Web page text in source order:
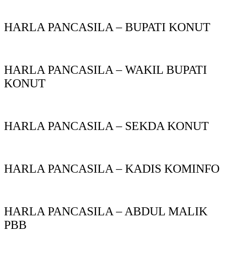
HARLA PANCASILA – BUPATI KONUT
HARLA PANCASILA – WAKIL BUPATI
KONUT
HARLA PANCASILA – SEKDA KONUT
HARLA PANCASILA – KADIS KOMINFO
HARLA PANCASILA – ABDUL MALIK
PBB